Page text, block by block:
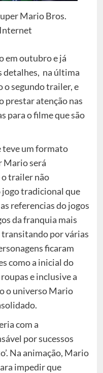
Mario Bros.
em outubro e já
detalhes, na última
segundo trailer, e
prestar atenção nas
para o filme que são
teve um formato
Mario será
trailer não
tradicional que
referencias do jogos
da franquia mais
por várias
ficaram
como a inicial do
e inclusive a
o universo Mario
com a
por sucessos
Na animação, Mario
impedir que